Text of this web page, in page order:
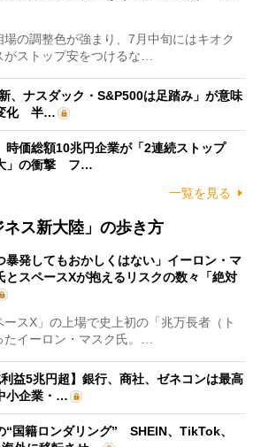
の調整色が強まり、7月中旬にはキオク
ストップ安をつけるな…
、ナスダック・S&P500は足踏み」が意味
化 半…
時価総額10兆円企業が「2連続ストップ
」の衝撃 フ…
一覧を見る
ス新大陸」の歩き方
暴発してもおかしくはない」イーロン・マ
とスペースXが抱えるリスクの数々「絶対
スX」の上場で史上初の「兆万長者（ト
たイーロン・マスク氏。…
利益5兆円超】銀行、商社、ゼネコンは最高
小企業・…
“国籍ロンダリング” SHEIN、TikTok、